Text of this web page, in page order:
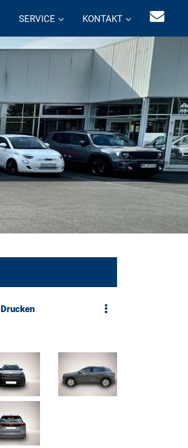
SERVICE KONTAKT
Drucken